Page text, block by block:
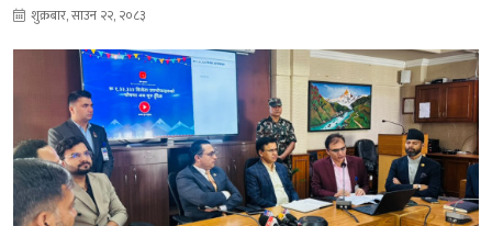
शुक्रबार, साउन २२, २०८३